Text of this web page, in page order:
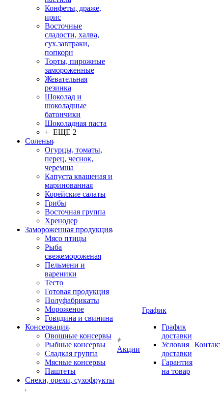
Конфеты, драже,
ирис
Восточные
сладости, халва,
сух.завтраки,
попкорн
Торты, пирожные
замороженные
Жевательная
резинка
Шоколад и
шоколадные
батончики
Шоколадная паста
+ ЕЩЕ 2
Соленья
Огурцы, томаты,
перец, чеснок,
черемша
Капуста квашеная и
маринованная
Корейские салаты
Грибы
Восточная группа
Хренодер
Замороженная продукция
Мясо птицы
Рыба
свежемороженая
Пельмени и
вареники
Тесто
Готовая продукция
Полуфабрикаты
Мороженое
Говядина и свинина
Консервация
Овощные консервы
Рыбные консервы
Сладкая группа
Мясные консервы
Паштеты
Снеки, орехи, сухофрукты
Акции
График
График
доставки
Условия
доставки
Гарантия
на товар